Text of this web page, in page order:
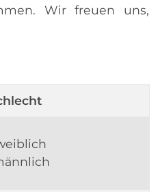
Wir freuen uns,